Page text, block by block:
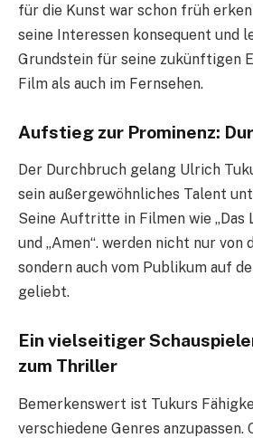
für die Kunst war schon früh
seine Interessen konsequent und
Grundstein für seine zukünftigen
Film als auch im Fernsehen.
Aufstieg zur Prominenz:
Der Durchbruch gelang Ulrich
sein außergewöhnliches Talent
Seine Auftritte in Filmen wie „Das
und „Amen“. werden nicht nur
sondern auch vom Publikum auf
geliebt.
Ein vielseitiger
zum Thriller
Bemerkenswert ist Tukurs
verschiedene Genres anzupassen.